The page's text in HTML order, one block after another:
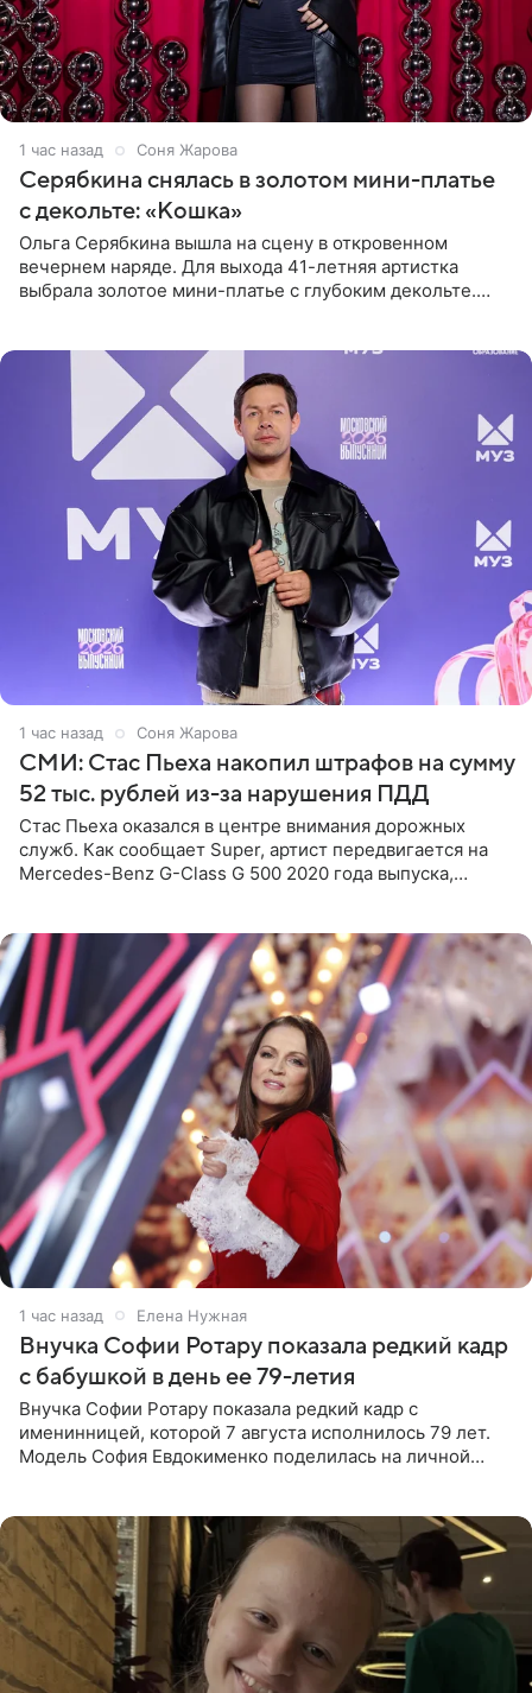
1 час назад Соня Жарова
Серябкина снялась в золотом мини-платье
с декольте: «Кошка»
Ольга Серябкина вышла на сцену в откровенном
вечернем наряде. Для выхода 41-летняя артистка
выбрала золотое мини-платье с глубоким декольте.
1 час назад Соня Жарова
СМИ: Стас Пьеха накопил штрафов на сумму
52 тыс. рублей из-за нарушения ПДД
Стас Пьеха оказался в центре внимания дорожных
служб. Как сообщает Super, артист передвигается на
Mercedes-Benz G-Class G 500 2020 года выпуска,
1 час назад Елена Нужная
Внучка Софии Ротару показала редкий кадр
с бабушкой в день ее 79-летия
Внучка Софии Ротару показала редкий кадр с
именинницей, которой 7 августа исполнилось 79 лет.
Модель София Евдокименко поделилась на личной